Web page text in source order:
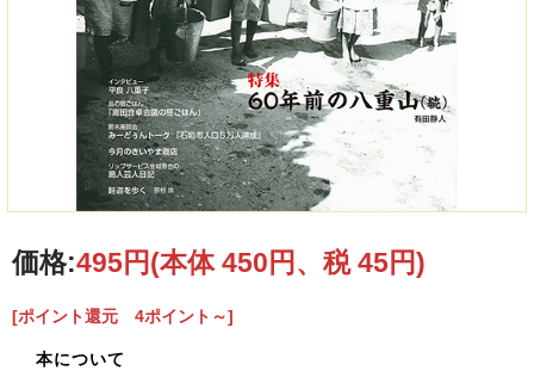
価格:495円(本体 450円、税 45円)
[ポイント還元 4ポイント～]
本について